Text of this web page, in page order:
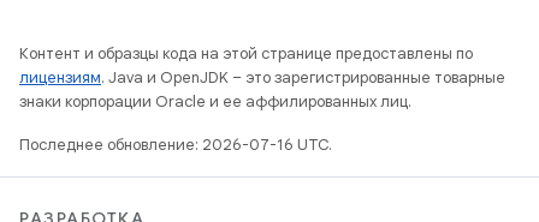
Контент и образцы кода на этой странице предоставлены по
лицензиям. Java и OpenJDK – это зарегистрированные товарные
знаки корпорации Oracle и ее аффилированных лиц.
Последнее обновление: 2026-07-16 UTC.